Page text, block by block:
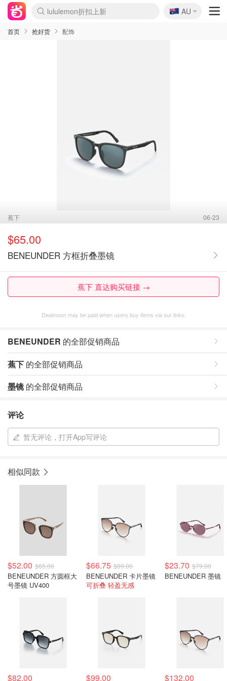
lululemon折扣上新
Sasa美妆护肤3.5折
SSENSE年中2.5折
FreshBeauty好价汇总
Cettire降价+叠9折
WWS Coles超市实拍
viagogo二手票捡漏
Myer折扣汇总
The Outnet奢牌1折起
David Jones 3折起
Flannels大牌1折
Perfumes Club护肤1折
AMIRO面罩$251
Amazon折扣汇总
eToro入金$200送$50
Amazon数码好物
ICONIC本周7.5折
ThedoubleF高奢地板价
Moose Knuckles 6折
EUFY摄像头$98
Selenichast首饰2折
Trip机票酒店促销
YSL送5件彩妆礼
Amazon家居好物
Amazon美妆护肤
雅漾大喷$8
过敏原检测盒$33
科颜氏高保湿面霜$29
SEALIFE海洋馆门票6折
丝塔芙大白罐$16
订阅Newsletter送香薰
Cult Beauty 6.8折
Harrods圣诞日历$525
LN-CC奢牌私促3折
d'Alba空姐喷雾$16
EVE LOM套装£56
Bernardelli独家4折
Adore Beauty 6折起
CT圣诞日历
Mytheresa奢品2.7折
Luxury Escapes 9折
Currentbody美容仪$881
MOON Garden Live
Roborock扫地机$649
Tingo Life水杯$24
Valentino官网5折
CR洗护套装$23
修丽可4件套$159
GANNI官网4.5折
Stylevana韩妆4折
Tessabit高奢8.5折
OGX洗发水$11
Amazon阿德莱德次日达
卡诗8.5折+赠礼
Philips Hue灯具8折
La Mer送8件礼值$529
🇦🇺
AU
首页 抢好货 配饰
蕉下 06-23
$65.00
BENEUNDER 方框折叠墨镜
蕉下 直达购买链接 →
Dealmoon may be paid when users buy items via our links.
BENEUNDER 的全部促销商品
蕉下 的全部促销商品
墨镜 的全部促销商品
评论
暂无评论，打开App写评论
相似同款
$52.00 $65.00
BENEUNDER 方圆框大
号墨镜 UV400
$66.75 $89.00
BENEUNDER 卡片墨镜
可折叠 轻盈无感
$23.70 $79.00
BENEUNDER 墨镜
$82.00 $99.00 $132.00